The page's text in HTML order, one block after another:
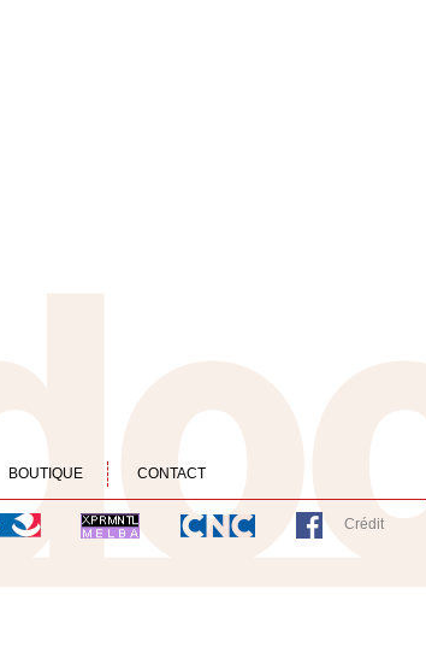
BOUTIQUE CONTACT
Crédit